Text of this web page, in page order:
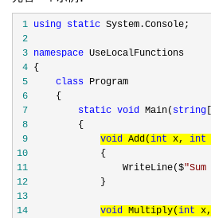
1 using static
2
3 namespace
4
5
class
6
7
static void Main( string
8
9
void Add(int x, int
10
11
                 WriteLine($
"
12
13
14
void Multiply(int x,